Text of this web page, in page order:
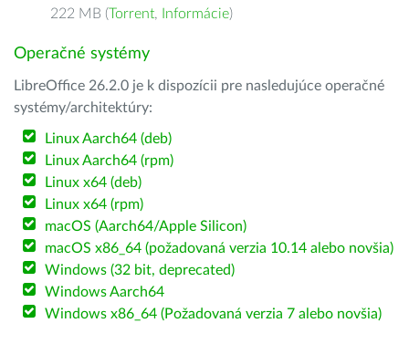
222 MB (Torrent, Informácie)
Operačné systémy
LibreOffice 26.2.0 je k dispozícii pre nasledujúce operačné
systémy/architektúry:
Linux Aarch64 (deb)
Linux Aarch64 (rpm)
Linux x64 (deb)
Linux x64 (rpm)
macOS (Aarch64/Apple Silicon)
macOS x86_64 (požadovaná verzia 10.14 alebo novšia)
Windows (32 bit, deprecated)
Windows Aarch64
Windows x86_64 (Požadovaná verzia 7 alebo novšia)